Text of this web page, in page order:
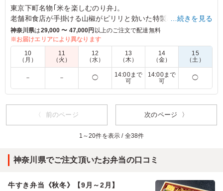
東京下町名物｢米を楽しむのり弁｣。
老舗和食店が手掛ける山椒がピリリと効いた特製の牛肉のしぐ
れ煮は、ご飯との相性抜群。常温でも美味しくお召し上がりい
ただける自信作です。こだわりの極み炊飯米とご一緒にお楽し
み下さい。
東映ビデオ株式会社
牛スキ煮という高級感の溢れるメインながら、他のお弁当
同様の価格帯で注文出来て良かったです。4種類並んでい
ると最も選ばれやすかったお弁当が牛スキ煮でした。見た
目も豪華で、良い選択肢になっていたと思います。
ロケ・撮影›取材
…続きを見る
神奈川県は29,000 〜 47,000円 以上のご注文で配達無料
※お届けエリアにより異なります
10
（月）
11
（火）
12
（水）
13
（木）
14
（金）
15
（土）
－ － ◯
14:00まで
可
14:00まで
可
◯
〈 前のページ 次のページ 〉
1～20件を表示 / 全38件
神奈川県でご注文頂いたお弁当の口コミ
牛すき弁当《秋冬》【9月～2月】